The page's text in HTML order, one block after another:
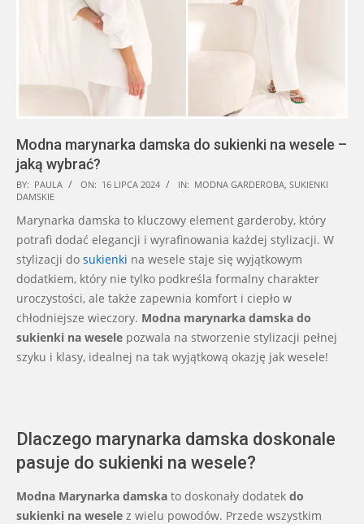
Modna marynarka damska do sukienki na wesele –
jaką wybrać?
2024-
07-
16
BY: PAULA ON: 16 LIPCA 2024 IN: MODNA GARDEROBA SUKIENKI
DAMSKIE
Marynarka damska to kluczowy element garderoby, który
potrafi dodać elegancji i wyrafinowania każdej stylizacji. W
stylizacji do sukienki na wesele staje się wyjątkowym
dodatkiem, który nie tylko podkreśla formalny charakter
uroczystości, ale także zapewnia komfort i ciepło w
chłodniejsze wieczory. Modna marynarka damska do
sukienki na wesele pozwala na stworzenie stylizacji pełnej
szyku i klasy, idealnej na tak wyjątkową okazję jak wesele!
Dlaczego marynarka damska doskonale
pasuje do sukienki na wesele?
Modna Marynarka damska to doskonały dodatek do
sukienki na wesele z wielu powodów. Przede wszystkim